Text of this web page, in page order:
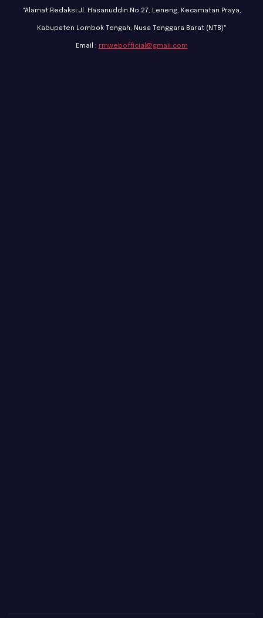
"Alamat Redaksi:Jl. Hasanuddin No.27, Leneng, Kecamatan Praya,
Kabupaten Lombok Tengah, Nusa Tenggara Barat (NTB)"
Email : rmwebofficial@gmail.com